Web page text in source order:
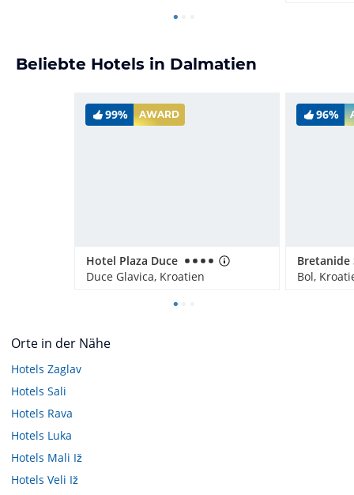
Beliebte Hotels in Dalmatien
99% AWARD
Hotel Plaza Duce
Duce Glavica, Kroatien
96%
Bol,
Orte in der Nähe
Hotels Zaglav
Hotels Sali
Hotels Rava
Hotels Luka
Hotels Mali Iž
Hotels Veli Iž